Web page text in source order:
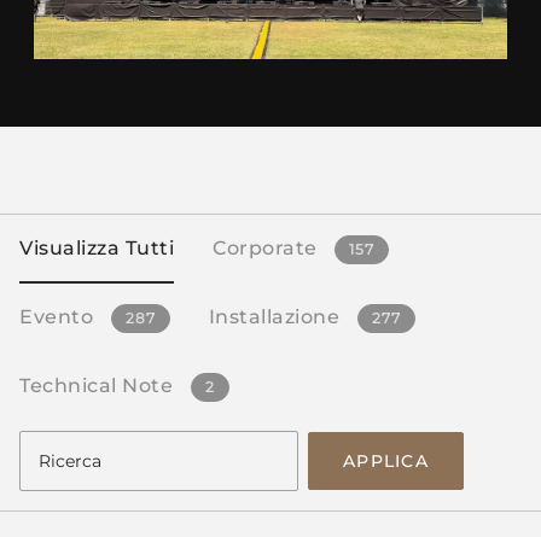
Visualizza Tutti Corporate 157
Evento 287 Installazione 277
Technical Note 2
APPLICA